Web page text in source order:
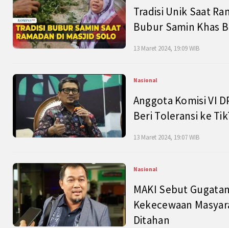
Tradisi Unik Saat
Bubur Samin Khas
13 Maret 2024, 19:09 WIB
Nasional
Anggota Komisi VI
Beri Toleransi ke
13 Maret 2024, 19:07 WIB
Nasional
MAKI Sebut
Kekecewaan
Ditahan